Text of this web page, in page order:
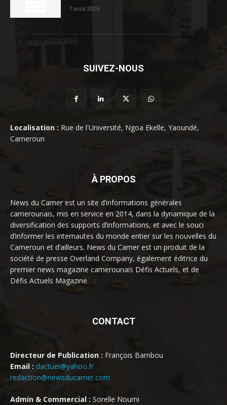
7 août 2026
SUIVEZ-NOUS
Localisation : Rue de l'Université, Ngoa Ekelle, Yaoundé,
Cameroun
À PROPOS
News du Camer est un site d’informations générales
camerounais, mis en service en 2014, dans la dynamique de la
diversification des supports d’informations, et avec le souci
d’informer les internautes du monde entier sur les nouvelles du
Cameroun et d’ailleurs. News du Camer est un produit de la
société de presse Overland Company, également éditrice du
premier news magazine camerounais Défis Actuels, et de
Défis Actuels Magazine.
CONTACT
Directeur de Publication : François Bambou
Email : dactuel@yahoo.fr
redaction@newsducamer.com
Admin & Commercial : Sorelle Noumi